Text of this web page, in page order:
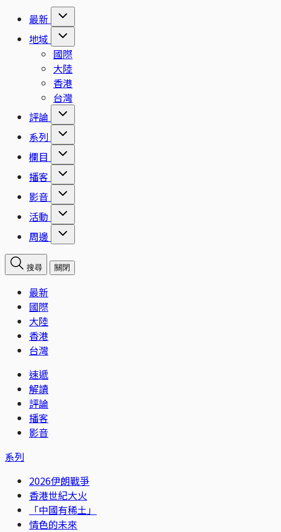
最新
地域
國際
大陸
香港
台灣
評論
系列
欄目
播客
影音
活動
周邊
搜尋 關閉
最新
國際
大陸
香港
台灣
速遞
解讀
評論
播客
影音
系列
2026伊朗戰爭
香港世紀大火
「中國有稀土」
情色的未來